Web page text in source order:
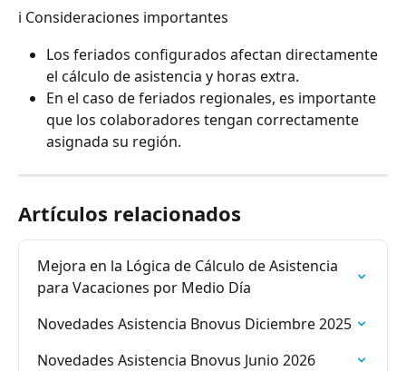
ℹ️ Consideraciones importantes
Los feriados configurados afectan directamente
el cálculo de asistencia y horas extra.
En el caso de feriados regionales, es importante
que los colaboradores tengan correctamente
asignada su región.
Artículos relacionados
Mejora en la Lógica de Cálculo de Asistencia
para Vacaciones por Medio Día
Novedades Asistencia Bnovus Diciembre 2025
Novedades Asistencia Bnovus Junio 2026